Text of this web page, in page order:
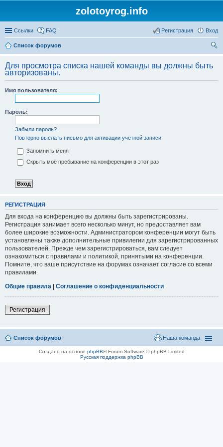
zolotoyrog.info
Ссылки FAQ Вход
Регистрация
Список форумов
ск
Для просмотра списка нашей команды вы должны быть
авторизованы.
Имя пользователя:
Пароль:
Забыли пароль?
Повторно выслать письмо для активации учётной записи
Запомнить меня
Скрыть моё пребывание на конференции в этот раз
РЕГИСТРАЦИЯ
Для входа на конференцию вы должны быть зарегистрированы.
Регистрация занимает всего несколько минут, но предоставляет вам
более широкие возможности. Администратором конференции могут быть
установлены также дополнительные привилегии для зарегистрированных
пользователей. Прежде чем зарегистрироваться, вам следует
ознакомиться с правилами и политикой, принятыми на конференции.
Помните, что ваше присутствие на форумах означает согласие со всеми
правилами.
Общие правила | Соглашение о конфиденциальности
Регистрация
Список форумов Наша команда
Создано на основе phpBB® Forum Software © phpBB Limited
Русская поддержка phpBB